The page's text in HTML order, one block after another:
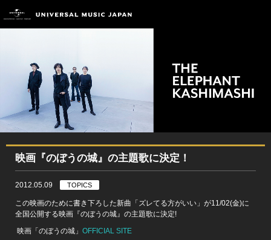
映画『のぼうの城』の主題歌に決定！
2012.05.09 TOPICS
この映画のために書き下ろした新曲「ズレてる方がいい」が11/02(金)に
全国公開する映画『のぼうの城』の主題歌に決定!
映画「のぼうの城」 OFFICIAL SITE